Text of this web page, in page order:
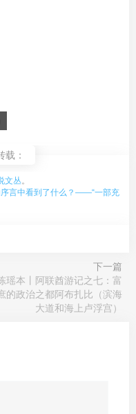
载：
文丛。
序言中看到了什么？——“一部充
下一篇
瑶本丨阿联酋游记之七：富
的政治之都阿布扎比（滨海
大道和海上卢浮宫）